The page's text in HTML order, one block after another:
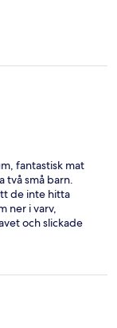
fantastisk mat
två små barn.
de inte hitta
ner i varv,
och slickade